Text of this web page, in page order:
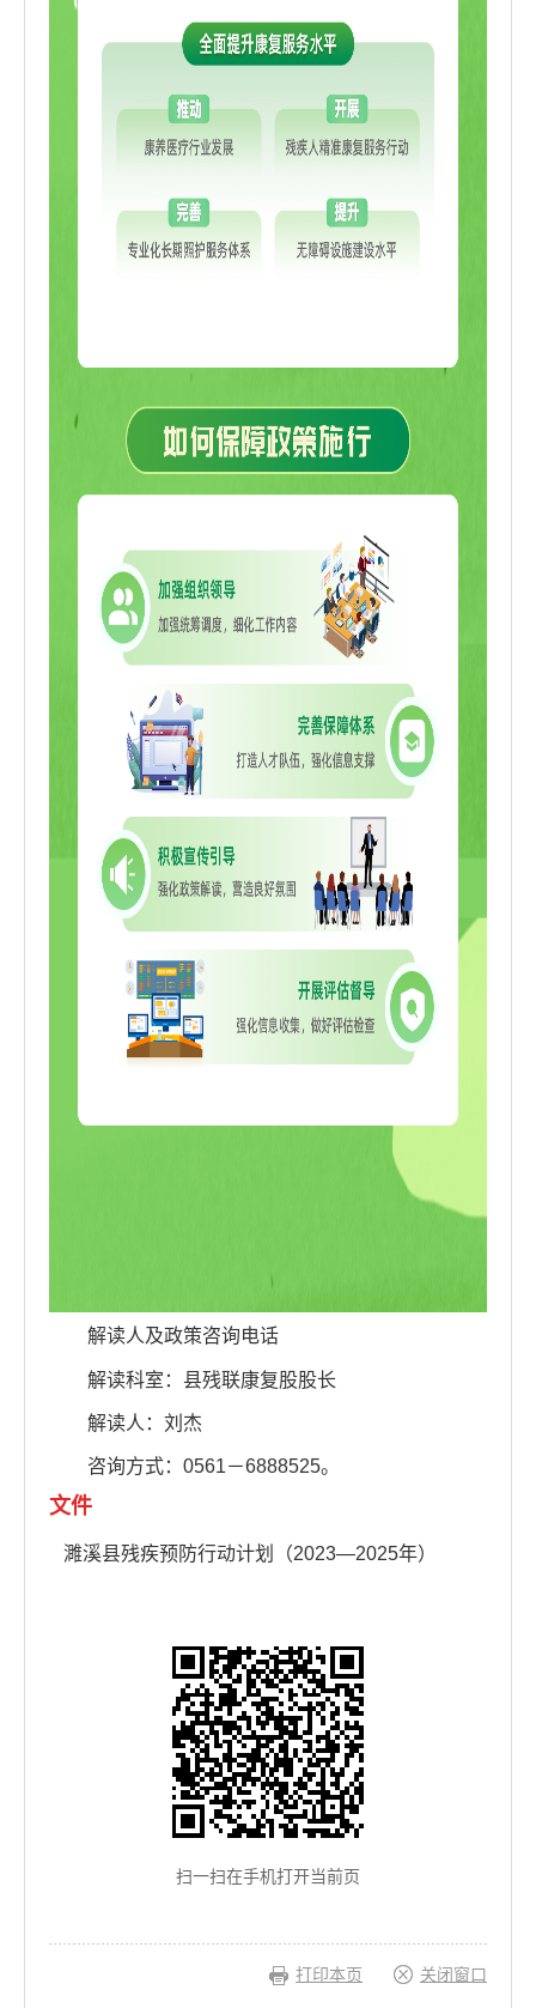
解读人及政策咨询电话
解读科室：县残联康复股股长
解读人：刘杰
咨询方式：0561－6888525。
文件
濉溪县残疾预防行动计划（2023—2025年）
扫一扫在手机打开当前页
打印本页 关闭窗口